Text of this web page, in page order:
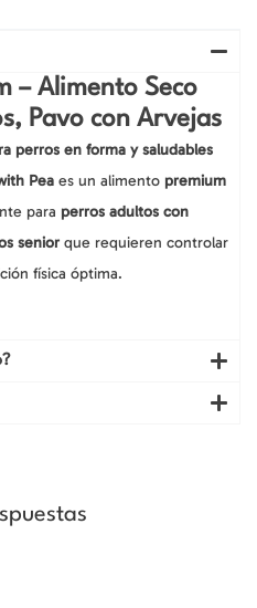
– Alimento Seco
Pavo con Arvejas
perros en forma y saludables
Pea es un alimento premium
para perros adultos con
senior que requieren controlar
física óptima.